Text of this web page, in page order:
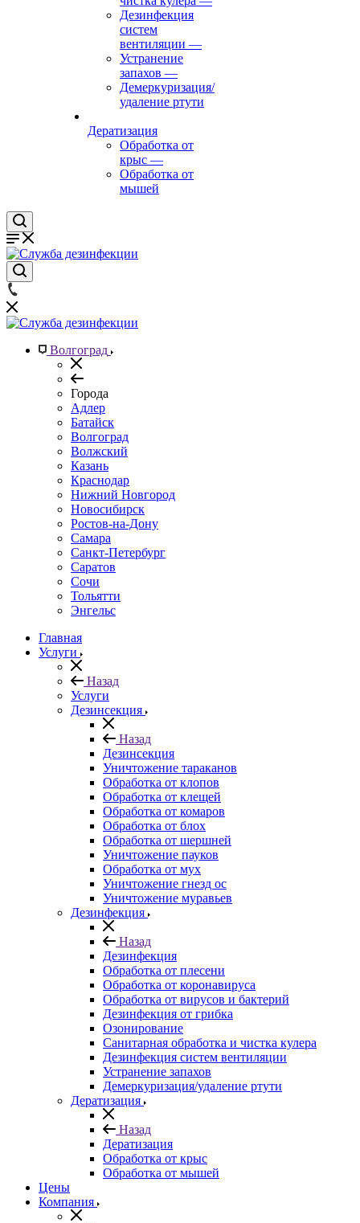
Дезинфекция
систем
вентиляции —
Устранение
запахов —
Демеркуризация/
удаление ртути
Дератизация
Обработка от
крыс —
Обработка от
мышей
Волгоград
Города
Адлер
Батайск
Волгоград
Волжский
Казань
Краснодар
Нижний Новгород
Новосибирск
Ростов-на-Дону
Самара
Санкт-Петербург
Саратов
Сочи
Тольятти
Энгельс
Главная
Услуги
Назад
Услуги
Дезинсекция
Назад
Дезинсекция
Уничтожение тараканов
Обработка от клопов
Обработка от клещей
Обработка от комаров
Обработка от блох
Обработка от шершней
Уничтожение пауков
Обработка от мух
Уничтожение гнезд ос
Уничтожение муравьев
Дезинфекция
Назад
Дезинфекция
Обработка от плесени
Обработка от коронавируса
Обработка от вирусов и бактерий
Дезинфекция от грибка
Озонирование
Санитарная обработка и чистка кулера
Дезинфекция систем вентиляции
Устранение запахов
Демеркуризация/удаление ртути
Дератизация
Назад
Дератизация
Обработка от крыс
Обработка от мышей
Цены
Компания